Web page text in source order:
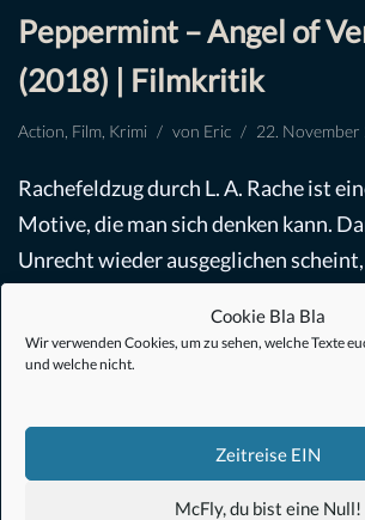
Cookie Bla Bla
Wir verwenden Cookies, um zu sehen, welche Texte
und welche nicht.
Zeitreise EIN
McFly, du bist eine Null!
Peppermint – Angel of
(2018) | Filmkritik
Action, Film, Krimi von Eric 22. November
Rachefeldzug durch L. A. Rache ist
Motive, die man sich denken kann.
Unrecht wieder ausgeglichen